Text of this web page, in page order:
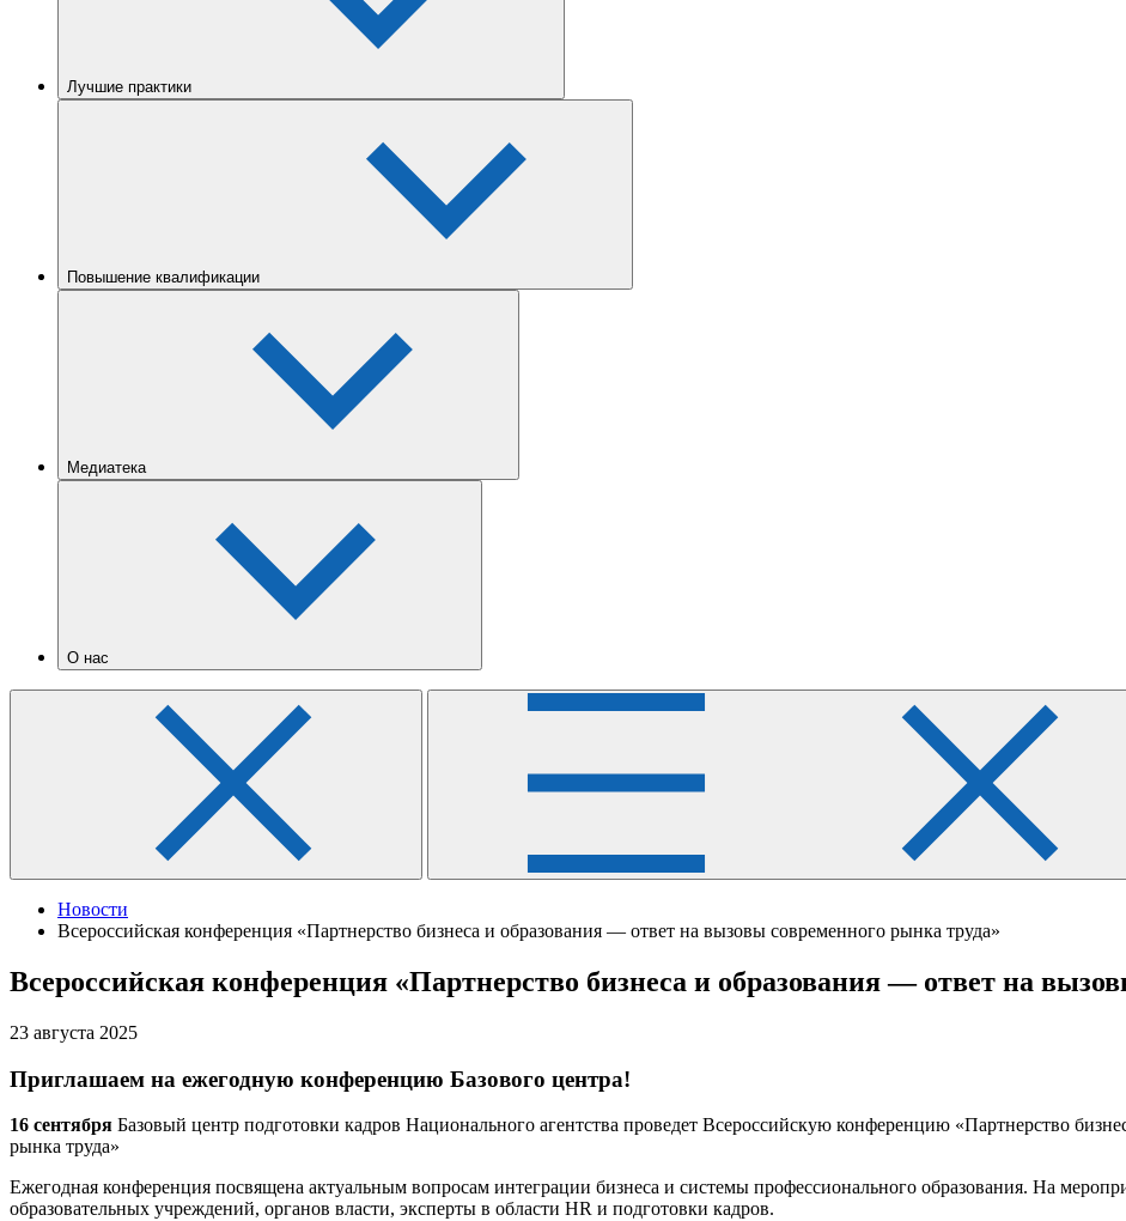
Лучшие практики
Повышение квалификации
Медиатека
О нас
Новости
Всероссийская конференция «Партнерство бизнеса и образования — ответ на вызовы современного рынка труда»
Всероссийская конференция «Партнерство бизнеса и образования — ответ на
23 августа 2025
Приглашаем на ежегодную конференцию Базового центра!
16 сентября Базовый центр подготовки кадров Национального агентства проведет Всероссийскую конференцию «Партнерство
рынка труда»
Ежегодная конференция посвящена актуальным вопросам интеграции бизнеса и системы профессионального образования. На
образовательных учреждений, органов власти, эксперты в области HR и подготовки кадров.